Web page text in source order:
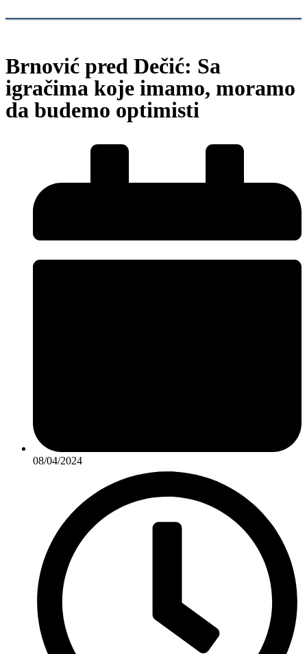
Brnović pred Dečić: Sa
igračima koje imamo, moramo
da budemo optimisti
08/04/2024